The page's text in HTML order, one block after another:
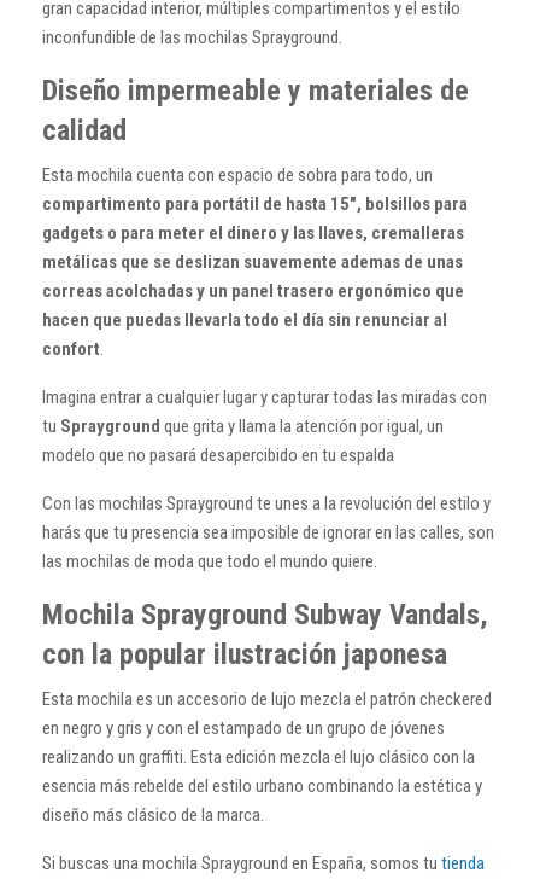
gran capacidad interior, múltiples compartimentos y el estilo
inconfundible de las mochilas Sprayground.
Diseño impermeable y materiales de
calidad
Esta mochila cuenta con espacio de sobra para todo, un
compartimento para portátil de hasta 15", bolsillos para
gadgets o para meter el dinero y las llaves, cremalleras
metálicas que se deslizan suavemente ademas de unas
correas acolchadas y un panel trasero ergonómico que
hacen que puedas llevarla todo el día sin renunciar al
confort.
Imagina entrar a cualquier lugar y capturar todas las miradas con
tu Sprayground que grita y llama la atención por igual, un
modelo que no pasará desapercibido en tu espalda
Con las mochilas Sprayground te unes a la revolución del estilo y
harás que tu presencia sea imposible de ignorar en las calles, son
las mochilas de moda que todo el mundo quiere.
Mochila Sprayground Subway Vandals,
con la popular ilustración japonesa
Esta mochila es un accesorio de lujo mezcla el patrón checkered
en negro y gris y con el estampado de un grupo de jóvenes
realizando un graffiti. Esta edición mezcla el lujo clásico con la
esencia más rebelde del estilo urbano combinando la estética y
diseño más clásico de la marca.
Si buscas una mochila Sprayground en España, somos tu tienda